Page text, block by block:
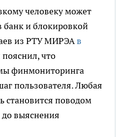
человеку может
банк и блокировкой
из РТУ МИРЭАв
пояснил, что
финмониторинга
пользователя. Любая
становится поводом
до выяснения